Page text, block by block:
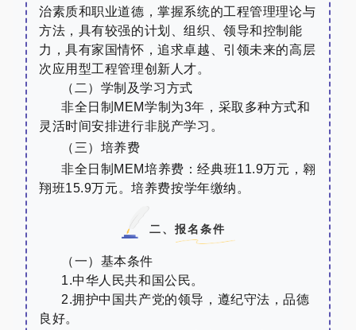
治素质和职业道德，掌握系统的工程管理理论与
方法，具有较强的计划、组织、领导和控制能
力，具有家国情怀，追求卓越、引领未来的高层
次应用型工程管理创新人才。
（二）学制及学习方式
非全日制 MEM学制为3年，采取多种方式和
灵活时间安排进行非脱产学习。
（三）培养费
非全日制 MEM培养费：经典班11.9万元 ，翱
翔班15.9万元 。培养费按学年缴纳。
二、报名条件
（一）基本条件
1.中华人民共和国公民。
2.拥护中国共产党的领导，遵纪守法，品德
良好。